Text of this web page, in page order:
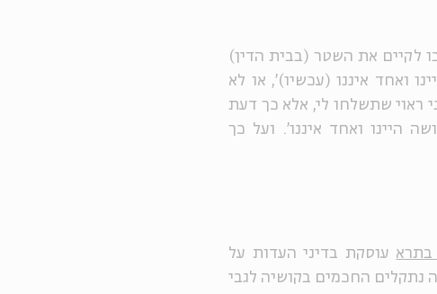
לקיים את השטר (בבית הדין)
ואחד איננו (עכשיו)', או לא
ראוי שתשלחו לי, אלא כך דעת
היינו ואחד איננו'. ועל כך
עוסקת בדיני העדות על
נתקלים החכמים בקושיה לגבי